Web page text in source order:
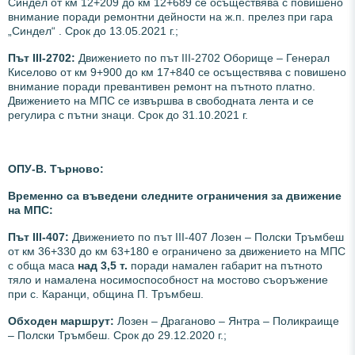
Синдел от км 12+209 до км 12+689 се осъществява с повишено
внимание поради ремонтни дейности на ж.п. прелез при гара
„Синдел“ . Срок до 13.05.2021 г.;
Път III-2702: Движението по път III-2702 Оборище – Генерал
Киселово от км 9+900 до км 17+840 се осъществява с повишено
внимание поради превантивен ремонт на пътното платно.
Движението на МПС се извършва в свободната лента и се
регулира с пътни знаци. Срок до 31.10.2021 г.
ОПУ-В. Търново:
Временно са въведени следните ограничения за движение
на МПС:
Път III-407: Движението по път ІІІ-407 Лозен – Полски Тръмбеш
от км 36+330 до км 63+180 е ограничено за движението на МПС
с обща маса над 3,5 т. поради намален габарит на пътното
тяло и намалена носимоспособност на мостово съоръжение
при с. Каранци, община П. Тръмбеш.
Обходен маршрут: Лозен – Драганово – Янтра – Поликраище
– Полски Тръмбеш. Срок до 29.12.2020 г.;